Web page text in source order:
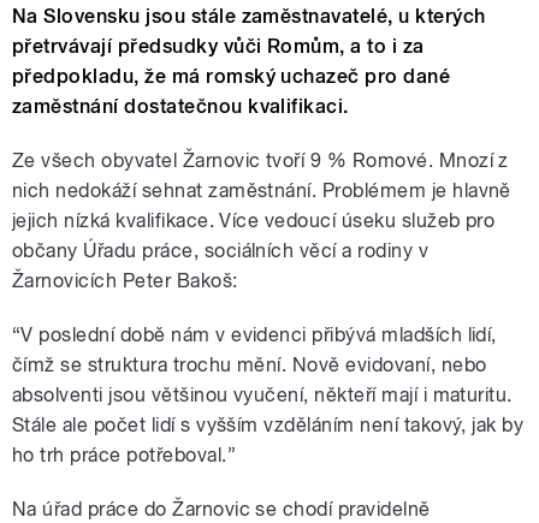
Na Slovensku jsou stále zaměstnavatelé, u kterých
přetrvávají předsudky vůči Romům, a to i za
předpokladu, že má romský uchazeč pro dané
zaměstnání dostatečnou kvalifikaci.
Ze všech obyvatel Žarnovic tvoří 9 % Romové. Mnozí z
nich nedokáží sehnat zaměstnání. Problémem je hlavně
jejich nízká kvalifikace. Více vedoucí úseku služeb pro
občany Úřadu práce, sociálních věcí a rodiny v
Žarnovicích Peter Bakoš:
“V poslední době nám v evidenci přibývá mladších lidí,
čímž se struktura trochu mění. Nově evidovaní, nebo
absolventi jsou většinou vyučení, někteří mají i maturitu.
Stále ale počet lidí s vyšším vzděláním není takový, jak by
ho trh práce potřeboval.”
Na úřad práce do Žarnovic se chodí pravidelně